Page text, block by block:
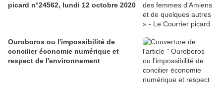
picard n°24562, lundi 12 octobre 2020
Ouroboros ou l'impossibilité de
concilier économie numérique et
respect de l'environnement